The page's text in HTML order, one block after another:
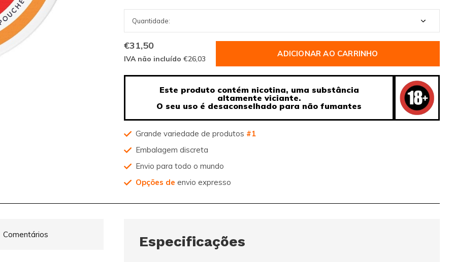
€31,50
IVA não incluído €26,03
ADICIONAR AO CARRINHO
Este produto contém nicotina, uma substância
altamente viciante.
O seu uso é desaconselhado para não fumantes
Grande variedade de produtos #1
Embalagem discreta
Envio para todo o mundo
Opções de envio expresso
Comentários Especificações